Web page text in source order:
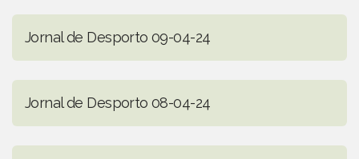
Jornal de Desporto 09-04-24
Jornal de Desporto 08-04-24